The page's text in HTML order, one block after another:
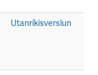
Utanríkisverslun